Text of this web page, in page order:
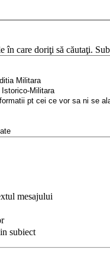
în care doriţi să căutaţi.
mesajului
subiect